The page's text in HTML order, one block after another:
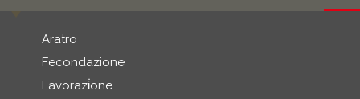
Aratro
Fecondazione
Lavorazi̇one